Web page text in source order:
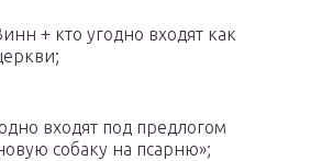
+ кто угодно входят как
входят под предлогом
собаку на псарню»;